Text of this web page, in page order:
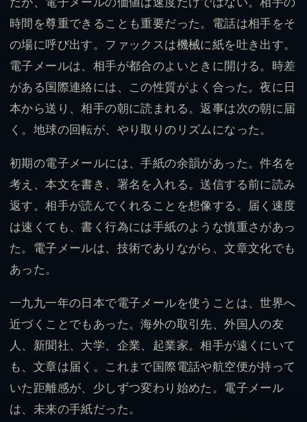
時間を尊重できることも重要だった。電話は相手をそ
の場に呼び出す。ファックスは機械に紙を吐き出す。
電子メールは、相手が都合のよいときに開ける。時差
がある国際連絡には、この性質がよく合った。夜に日
本から送り、相手の朝に読まれる。返事は次の朝に届
く。地球の回転が、やり取りのリズムになった。
初期の電子メールには、手紙の余韻があった。件名を
考え、本文を書き、署名を入れる。送信する前に読み
返す。相手が読んでくれることを想像する。届く速度
は速くても、書く行為には手紙のような慎重さがあっ
た。電子メールは、技術でありながら、文章文化でも
あった。
一九九一年の日本で電子メールを使うことは、世界へ
近づくことでもあった。海外の取引先、外国人の友
人、新聞社、大学、企業、起業家。相手が遠くにいて
も、文章は届く。これまで国際電話や航空便が持って
いた距離感が、少しずつ変わり始めた。電子メール
は、未来の手紙だった。